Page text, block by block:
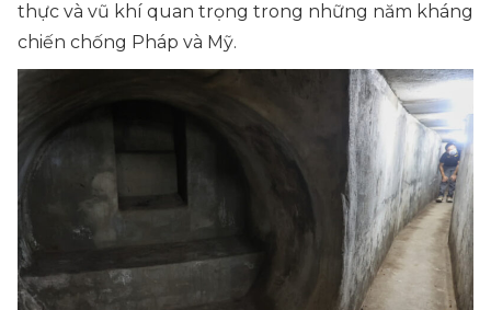
thực và vũ khí quan trọng trong những năm kháng
chiến chống Pháp và Mỹ.